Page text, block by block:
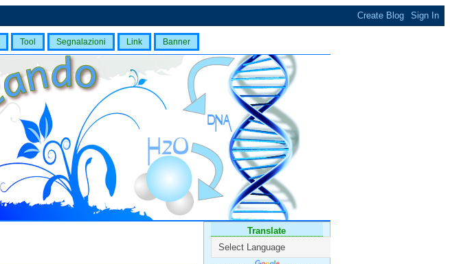
Tool Segnalazioni Link Banner
Translate